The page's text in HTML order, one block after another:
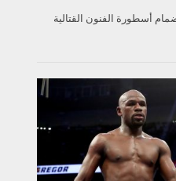
أسطورة الفنون القتالية